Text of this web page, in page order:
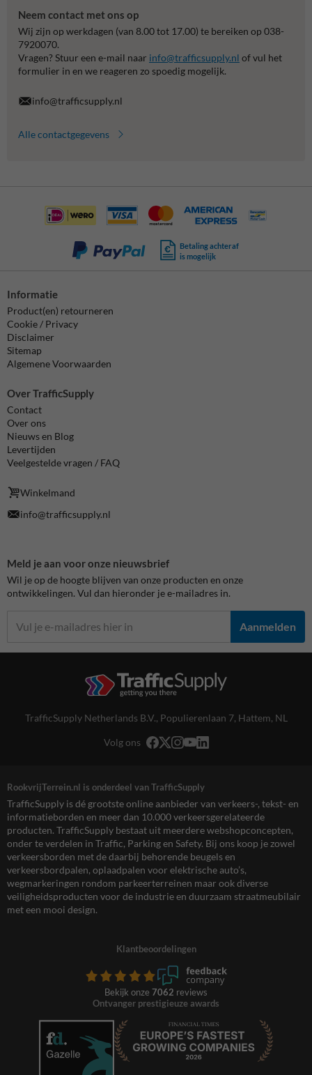
Neem contact met ons op
Wij zijn op werkdagen (van 8.00 tot 17.00) te bereiken op 038-
7920070.
Vragen? Stuur een e-mail naar info@trafficsupply.nl of vul het
formulier in en we reageren zo spoedig mogelijk.
info@trafficsupply.nl
Alle contactgegevens
Betaling achteraf
is mogelijk
Informatie
Product(en) retourneren
Cookie / Privacy
Disclaimer
Sitemap
Algemene Voorwaarden
Over TrafficSupply
Contact
Over ons
Nieuws en Blog
Levertijden
Veelgestelde vragen / FAQ
Winkelmand
info@trafficsupply.nl
Meld je aan voor onze nieuwsbrief
Wil je op de hoogte blijven van onze producten en onze
ontwikkelingen. Vul dan hieronder je e-mailadres in.
Aanmelden
TrafficSupply Netherlands B.V., Populierenlaan 7, Hattem, NL
Volg ons
RookvrijTerrein.nl is onderdeel van TrafficSupply
TrafficSupply is dé grootste online aanbieder van verkeers-, tekst- en
informatieborden en meer dan 10.000 verkeersgerelateerde
producten. TrafficSupply bestaat uit meerdere webshopconcepten,
onder te verdelen in Traffic, Parking en Safety. Bij ons koop je zowel
verkeersborden met de daarbij behorende beugels en
verkeersbordpalen, oplaadpalen voor elektrische auto’s,
wegmarkeringen rondom parkeerterreinen maar ook diverse
veiligheidsproducten voor de industrie en duurzaam straatmeubilair
met een mooi design.
Klantbeoordelingen
Bekijk onze 7062 reviews
Ontvanger prestigieuze awards